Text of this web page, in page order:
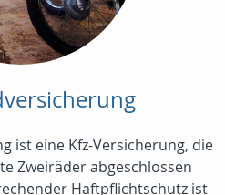
ist eine Kfz-Versicherung, die
Zweiräder abgeschlossen
Haftpflichtschutz ist